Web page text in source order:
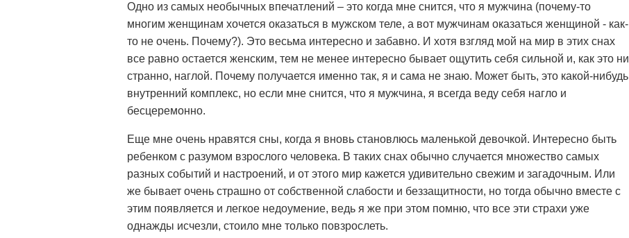
Одно из самых необычных впечатлений – это когда мне снится, что я мужчина (почему-то
многим женщинам хочется оказаться в мужском теле, а вот мужчинам оказаться женщиной - как-
то не очень. Почему?). Это весьма интересно и забавно. И хотя взгляд мой на мир в этих снах
все равно остается женским, тем не менее интересно бывает ощутить себя сильной и, как это ни
странно, наглой. Почему получается именно так, я и сама не знаю. Может быть, это какой-нибудь
внутренний комплекс, но если мне снится, что я мужчина, я всегда веду себя нагло и
бесцеремонно.
Еще мне очень нравятся сны, когда я вновь становлюсь маленькой девочкой. Интересно быть
ребенком с разумом взрослого человека. В таких снах обычно случается множество самых
разных событий и настроений, и от этого мир кажется удивительно свежим и загадочным. Или
же бывает очень страшно от собственной слабости и беззащитности, но тогда обычно вместе с
этим появляется и легкое недоумение, ведь я же при этом помню, что все эти страхи уже
однажды исчезли, стоило мне только повзрослеть.